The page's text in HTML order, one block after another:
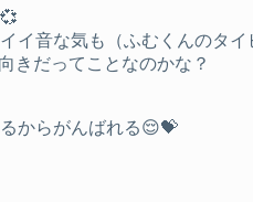
イ音な気も（ふむくんのタ
きだってことなのかな？
からがんばれる😌💝